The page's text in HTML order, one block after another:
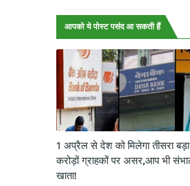
आपको ये पोस्ट पसंद आ सकती हैं
1 अप्रैल से देश को मिलेगा तीसरा
करोड़ों ग्राहकों पर असर,आप भी
खाता!